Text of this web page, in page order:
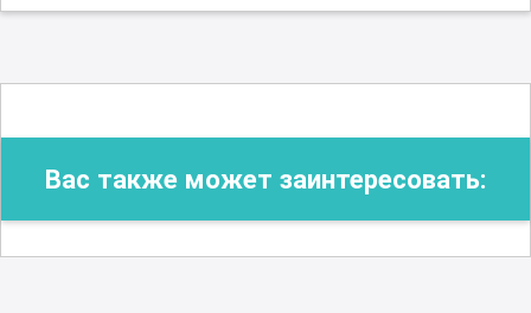
Вас также может заинтересовать: